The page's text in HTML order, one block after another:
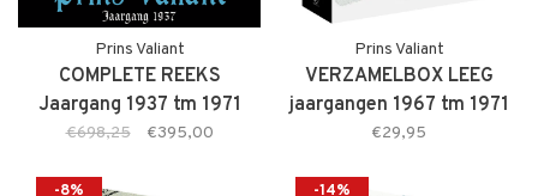
Prins Valiant
COMPLETE REEKS
Jaargang 1937 tm 1971
(PRE-ORDER)
€698,25 €395,00
Prins Valiant
VERZAMELBOX LEEG
jaargangen 1967 tm 1971
(PRE-ORDER)
€29,95
-8% -14%